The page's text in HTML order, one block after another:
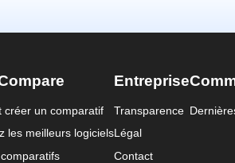
créer un comparatif
les meilleurs logiciels
Entreprise
Transparence
Légal
Contact